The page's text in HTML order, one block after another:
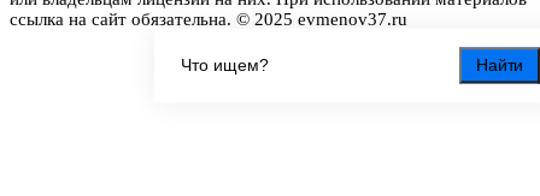
Найти
ссылка на сайт обязательна. © 2025 evmenov37.ru